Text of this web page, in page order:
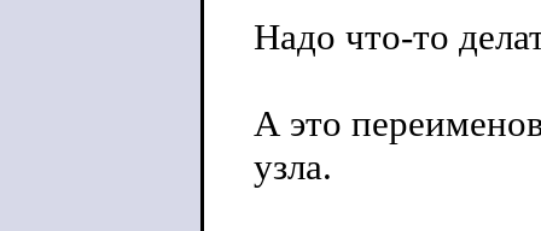
Надо что-то
А это
узла.